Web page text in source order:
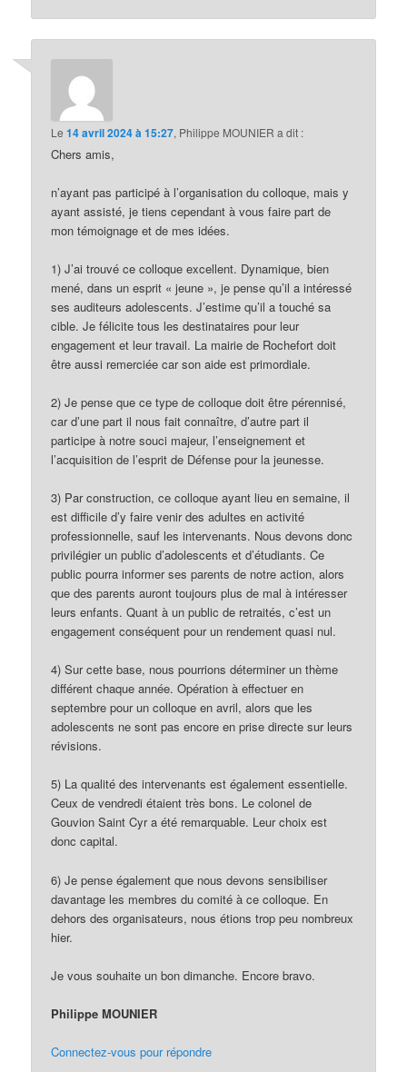
Le14 avril 2024 à 15:27, Philippe MOUNIER a dit :
Chers amis,
n’ayant pas participé à l’organisation du colloque, mais y
ayant assisté, je tiens cependant à vous faire part de
mon témoignage et de mes idées.
1) J’ai trouvé ce colloque excellent. Dynamique, bien
mené, dans un esprit « jeune », je pense qu’il a intéressé
ses auditeurs adolescents. J’estime qu’il a touché sa
cible. Je félicite tous les destinataires pour leur
engagement et leur travail. La mairie de Rochefort doit
être aussi remerciée car son aide est primordiale.
2) Je pense que ce type de colloque doit être pérennisé,
car d’une part il nous fait connaître, d’autre part il
participe à notre souci majeur, l’enseignement et
l’acquisition de l’esprit de Défense pour la jeunesse.
3) Par construction, ce colloque ayant lieu en semaine, il
est difficile d’y faire venir des adultes en activité
professionnelle, sauf les intervenants. Nous devons donc
privilégier un public d’adolescents et d’étudiants. Ce
public pourra informer ses parents de notre action, alors
que des parents auront toujours plus de mal à intéresser
leurs enfants. Quant à un public de retraités, c’est un
engagement conséquent pour un rendement quasi nul.
4) Sur cette base, nous pourrions déterminer un thème
différent chaque année. Opération à effectuer en
septembre pour un colloque en avril, alors que les
adolescents ne sont pas encore en prise directe sur leurs
révisions.
5) La qualité des intervenants est également essentielle.
Ceux de vendredi étaient très bons. Le colonel de
Gouvion Saint Cyr a été remarquable. Leur choix est
donc capital.
6) Je pense également que nous devons sensibiliser
davantage les membres du comité à ce colloque. En
dehors des organisateurs, nous étions trop peu nombreux
hier.
Je vous souhaite un bon dimanche. Encore bravo.
Philippe MOUNIER
Connectez-vous pour répondre